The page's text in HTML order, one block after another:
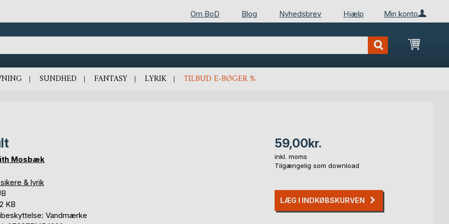
Min konto
Om BoD Blog Nyhedsbrev Hjælp
Min
SUNDHED FANTASY LYRIK TILBUD E-BØGER %
Mosbæk
& lyrik
KB
Vandmærke
59,00kr.
inkl. moms
Tilgængelig som download
LÆG I INDKØBSKURVEN